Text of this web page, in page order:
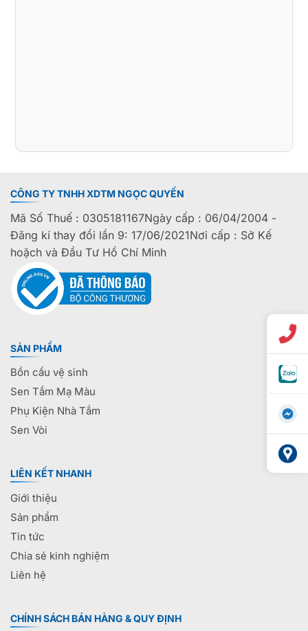
CÔNG TY TNHH XDTM NGỌC QUYẾN
Mã Số Thuế : 0305181167Ngày cấp : 06/04/2004 -
Đăng kí thay đổi lần 9: 17/06/2021Nơi cấp : Sở Kế
hoặch và Đầu Tư Hồ Chí Minh
SẢN PHẨM
Bồn cầu vệ sinh
Sen Tắm Mạ Màu
Phụ Kiện Nhà Tắm
Sen Vòi
LIÊN KẾT NHANH
Giới thiệu
Sản phẩm
Tin tức
Chia sẻ kinh nghiệm
Liên hệ
CHÍNH SÁCH BÁN HÀNG & QUY ĐỊNH